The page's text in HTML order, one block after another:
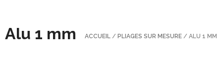
Alu 1 mm ACCUEIL / PLIAGES SUR MESURE / ALU 1 MM